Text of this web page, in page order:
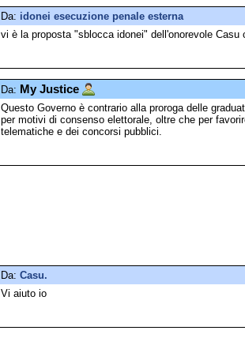
Da: idonei esecuzione penale esterna
vi è la proposta "sblocca idonei" dell'onorevole Casu
Da: My Justice
Questo Governo è contrario alla proroga delle
per motivi di consenso elettorale, oltre che per
telematiche e dei concorsi pubblici.
Da: Casu.
Vi aiuto io